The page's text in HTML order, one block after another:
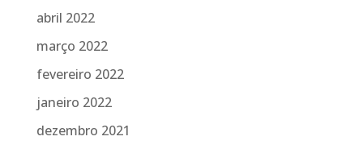
abril 2022
março 2022
fevereiro 2022
janeiro 2022
dezembro 2021